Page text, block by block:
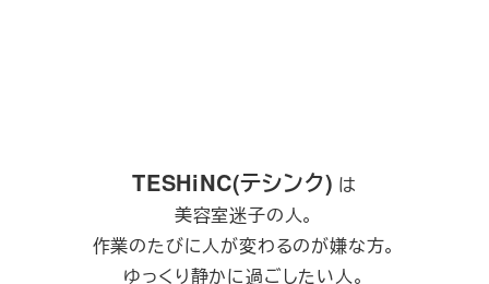
TESHiNC(テシンク) は
美容室迷子の人。
作業のたびに人が変わるのが嫌な方。
ゆっくり静かに過ごしたい人。